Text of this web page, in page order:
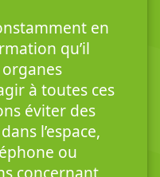
en
qu’il
à toutes ces
éviter des
l’espace,
ou
concernant